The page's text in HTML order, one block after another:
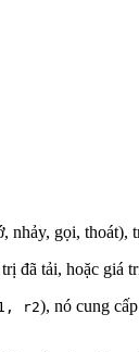
gọi,
đã tải, hoặc giá
r2), nó cung